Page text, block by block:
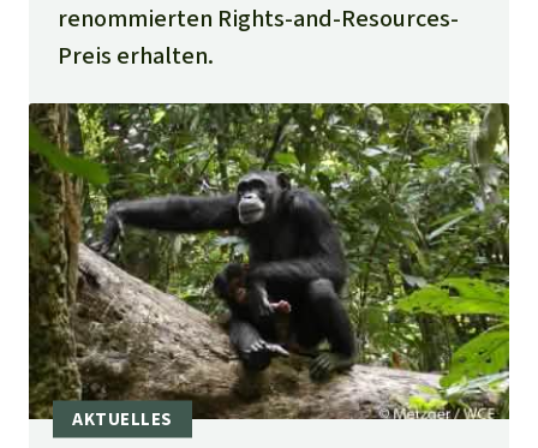
renommierten Rights-and-Resources-
Preis erhalten.